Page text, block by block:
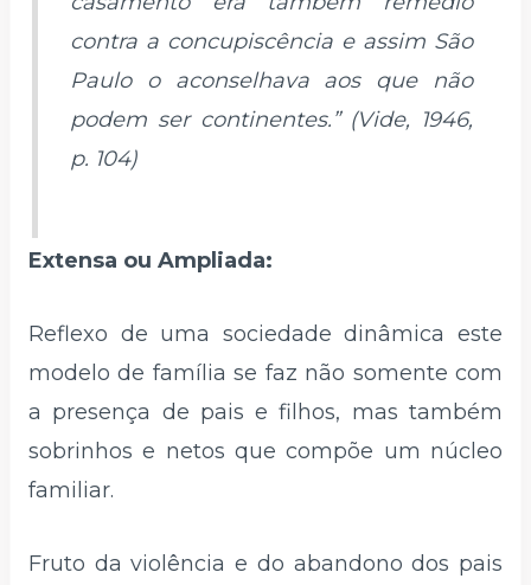
contra a concupiscência e assim São
Paulo o aconselhava aos que não
podem ser continentes.” (Vide, 1946,
p. 104)
Extensa ou Ampliada:
Reflexo de uma sociedade dinâmica este
modelo de família se faz não somente com
a presença de pais e filhos, mas também
sobrinhos e netos que compõe um núcleo
familiar.
Fruto da violência e do abandono dos pais